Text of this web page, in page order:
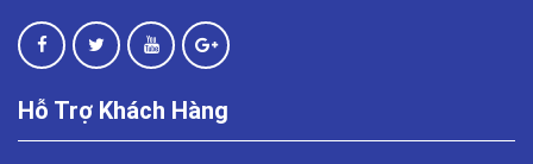
Hỗ Trợ Khách Hàng